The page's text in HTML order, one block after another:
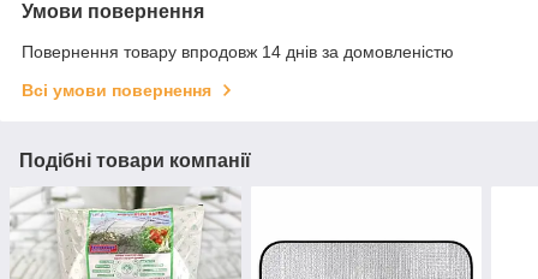
Умови повернення
Повернення товару впродовж 14 днів за домовленістю
Всі умови повернення
Подібні товари компанії